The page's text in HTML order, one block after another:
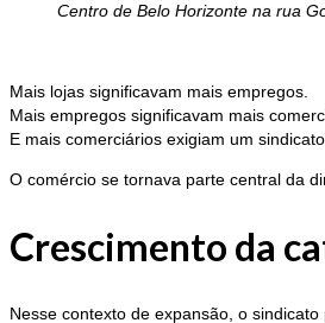
Centro de Belo Horizonte na rua
Mais lojas significavam mais empregos.
Mais empregos significavam mais
E mais comerciários exigiam um
O comércio se tornava parte central da
Crescimento da
Nesse contexto de expansão, o